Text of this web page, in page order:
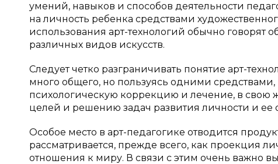
умений, навыков и способов деятельности
на личность ребенка средствами
использования арт-технологий обычно говорят
различных видов искусств.
Следует четко разграничивать понятие арт-
много общего, но пользуясь одними
психологическую коррекцию и лечение, в свою
целей и решению задач развития личности и ее
Особое место в арт-педагогике отводится
рассматривается, прежде всего, как проекция
отношения к миру. В связи с этим очень важно